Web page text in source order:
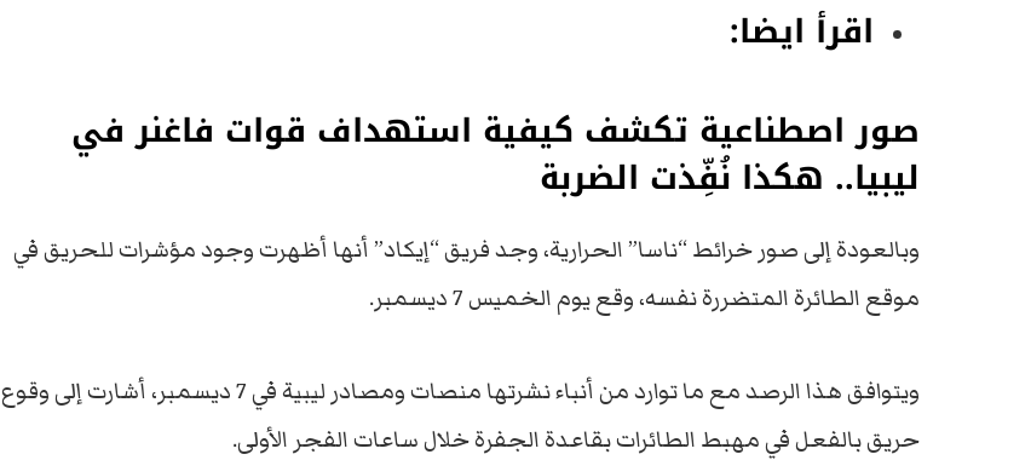
اقرأ ايضا:
صور اصطناعية تكشف كيفية استهداف قوات فاغنر في
ليبيا.. هكذا نُفِّذت الضربة
وبالعودة إلى صور خرائط “ناسا” الحرارية، وجد فريق “إيكاد” أنها أظهرت وجود مؤشرات للحريق في
موقع الطائرة المتضررة نفسه، وقع يوم الخميس 7 ديسمبر.
ويتوافق هذا الرصد مع ما توارد من أنباء نشرتها منصات ومصادر ليبية في 7 ديسمبر، أشارت إلى وقوع
حريق بالفعل في مهبط الطائرات بقاعدة الجفرة خلال ساعات الفجر الأولى.